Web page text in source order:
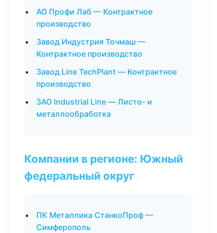
АО Профи Лаб — Контрактное
производство
Завод Индустрия Точмаш —
Контрактное производство
Завод Line TechPlant — Контрактное
производство
ЗАО Industrial Line — Листо- и
металлообработка
Компании в регионе: Южный
федеральный округ
ПК Металлика СтанкоПроф —
Симферополь